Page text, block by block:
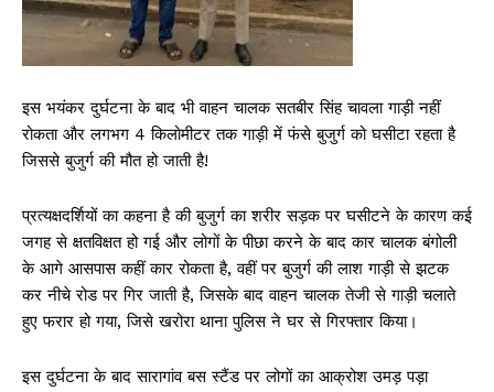
इस भयंकर दुर्घटना के बाद भी वाहन चालक सतबीर सिंह चावला गाड़ी नहीं
रोकता और लगभग 4 किलोमीटर तक गाड़ी में फंसे बुजुर्ग को घसीटा रहता है
जिससे बुजुर्ग की मौत हो जाती है!
प्रत्यक्षदर्शियों का कहना है की बुजुर्ग का शरीर सड़क पर घसीटने के कारण कई
जगह से क्षतविक्षत हो गई और लोगों के पीछा करने के बाद कार चालक बंगोली
के आगे आसपास कहीं कार रोकता है, वहीं पर बुजुर्ग की लाश गाड़ी से झटक
कर नीचे रोड पर गिर जाती है, जिसके बाद वाहन चालक तेजी से गाड़ी चलाते
हुए फरार हो गया, जिसे खरोरा थाना पुलिस ने घर से गिरफ्तार किया।
इस दुर्घटना के बाद सारागांव बस स्टैंड पर लोगों का आक्रोश उमड़ पड़ा